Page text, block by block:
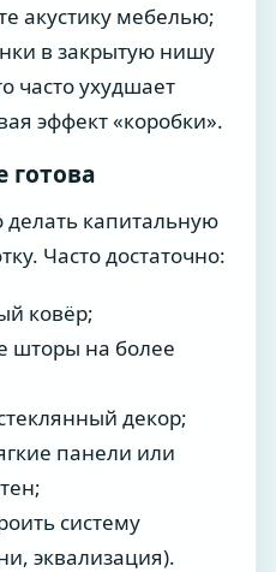
акустику мебелью;
в закрытую нишу
часто ухудшает
эффект «коробки».
готова
делать капитальную
Часто достаточно:
ковёр;
шторы на более
декор;
панели или
систему
эквализация).